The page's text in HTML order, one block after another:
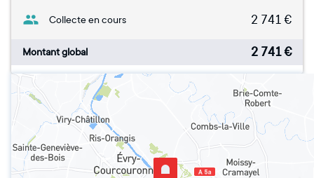
Collecte en cours 2 741 €
Montant global 2 741€